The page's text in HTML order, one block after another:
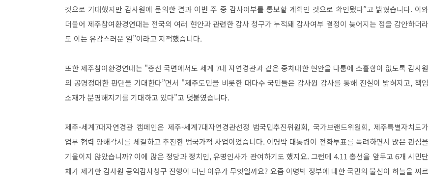
것으로 기대했지만 감사원에 문의한 결과 이번 주 중 감사여부를 통보할 계획인 것으로 확인됐다”고 밝혔습니다. 이와
더불어 제주참여환경연대는 전국의 여러 현안과 관련한 감사 청구가 누적돼 감사여부 결정이 늦어지는 점을 감안하더라
도 이는 유감스러운 일”이라고 지적했습니다.
또한 제주참여환경연대는 "총선 국면에서도 세계 7대 자연경관과 같은 중차대한 현안을 다룸에 소홀함이 없도록 감사원
의 공명정대한 판단을 기대한다”면서 "제주도민을 비롯한 대다수 국민들은 감사원 감사를 통해 진실이 밝혀지고, 책임
소재가 분명해지기를 기대하고 있다"고 덧붙였습니다.
제주-세계7대자연경관 캠페인은 제주-세계7대자연경관선정 범국민추진위원회, 국가브랜드위원회, 제주특별자치도가
업무 협력 양해각서를 체결하고 추진한 범국가적 사업이었습니다. 이명박 대통령이 전화투표를 독려하면서 많은 관심을
기울이지 않았습니까? 이에 많은 정당과 정치인, 유명인사가 관여하기도 했지요. 그런데 4.11 총선을 앞두고 6개 시민단
체가 제기한 감사원 공익감사청구 진행이 더딘 이유가 무엇일까요? 요즘 이명박 정부에 대한 국민의 불신이 하늘을 찌르